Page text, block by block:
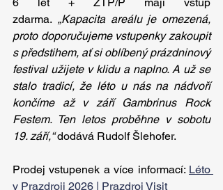
6 let + ZTP/P mají vstup
zdarma. „Kapacita areálu je omezená,
proto doporučujeme vstupenky zakoupit
s předstihem, ať si oblíbený prázdninový
festival užijete v klidu a naplno. A už se
stalo tradicí, že léto u nás na nádvoří
končíme až v září Gambrinus Rock
Festem. Ten letos proběhne v sobotu
19. září,“ dodává Rudolf Šlehofer.
Prodej vstupenek a více informací: Léto
v Prazdroji 2026 | Prazdroj Visit